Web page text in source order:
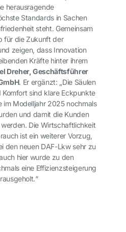
herausragende
Standards in Sachen
steht. Gemeinsam
für die Zukunft der
zeigen, dass Innovation
Kräfte hinter ihrem
Dreher,Geschäftsführer
. Er ergänzt: „Die Säulen
Komfort sind klare Eckpunkte
im Modelljahr 2025 nochmals
und damit die Kunden
Die Wirtschaftlichkeit
ist ein weiterer Vorzug,
den neuen DAF-Lkw sehr zu
hier wurde zu den
eine Effizienzsteigerung